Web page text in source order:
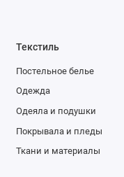
Текстиль
Постельное белье
Одежда
Одеяла и подушки
Покрывала и пледы
Ткани и материалы